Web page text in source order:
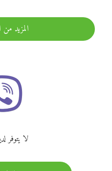
المزيد
لا يتوفر